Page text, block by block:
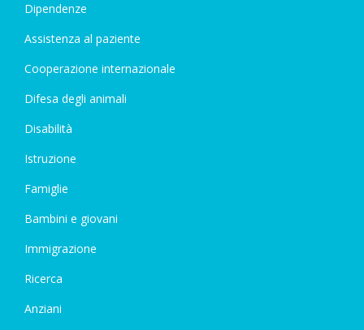
Dipendenze
Assistenza al paziente
Cooperazione internazionale
Difesa degli animali
Disabilità
Istruzione
Famiglie
Bambini e giovani
Immigrazione
Ricerca
Anziani